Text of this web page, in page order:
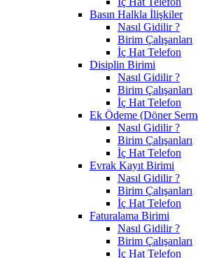
Basın Halkla İlişkiler
Nasıl Gidilir ?
Birim Çalışanları
İç Hat Telefon
Disiplin Birimi
Nasıl Gidilir ?
Birim Çalışanları
İç Hat Telefon
Ek Ödeme (Döner
Nasıl Gidilir ?
Birim Çalışanları
İç Hat Telefon
Evrak Kayıt Birimi
Nasıl Gidilir ?
Birim Çalışanları
İç Hat Telefon
Faturalama Birimi
Nasıl Gidilir ?
Birim Çalışanları
İç Hat Telefon